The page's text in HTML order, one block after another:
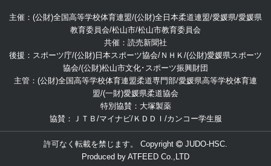
主催：(公財)全国高等学校体育連盟/(公財)全日本柔道連盟/愛媛県/愛媛県
教育委員会/松山市/松山市教育委員会
共催：読売新聞社
後援：スポーツ庁/(公財)日本スポーツ協会/ＮＨＫ/(公財)愛媛県スポーツ
協会/(公財)松山市文化･スポーツ振興財団
主管：(公財)全国高等学校体育連盟柔道専門部/愛媛県高等学校体育連
盟/(一財)愛媛県柔道協会
特別協賛：大塚製薬
協賛：ＪＴＢ/マイナビ/ＫＤＤＩ/カンコー学生服
許可なく転載を禁じます。 Copyright
JUDO-HSC.
Produced by ATFEED Co.,LTD